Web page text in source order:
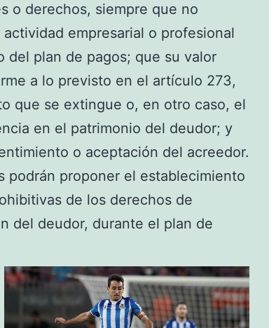
o derechos, siempre que no
empresarial o profesional
del plan de pagos; que su valor
a lo previsto en el artículo 273,
que se extingue o, en otro caso, el
en el patrimonio del deudor; y
o aceptación del acreedor.
podrán proponer el establecimiento
de los derechos de
del deudor, durante el plan de